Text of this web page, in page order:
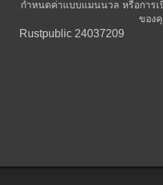
กำหนดค่าแบบแมนนวล หรือการ
ของ
Rustpublic 24037209